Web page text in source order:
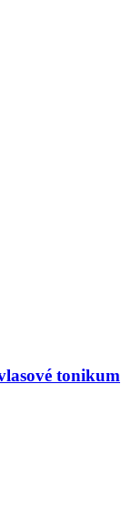
tonikum